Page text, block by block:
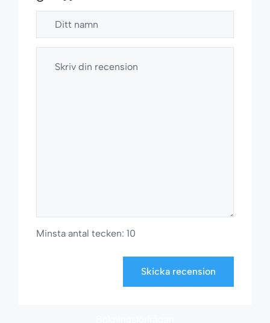
Minsta antal tecken: 10
Skicka recension